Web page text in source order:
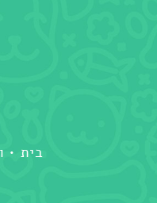
בית